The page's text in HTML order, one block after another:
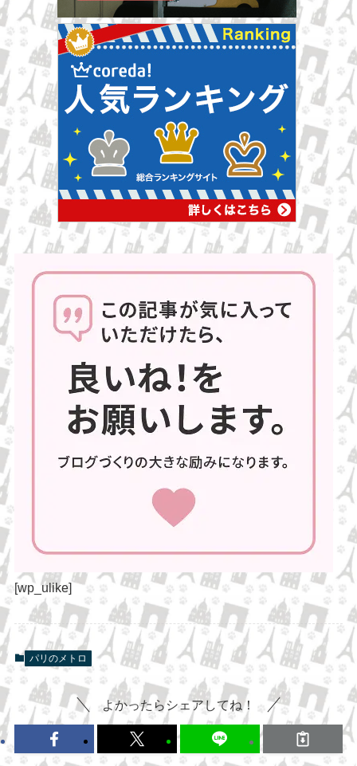
[wp_ulike]
パリのメトロ
よかったらシェアしてね！